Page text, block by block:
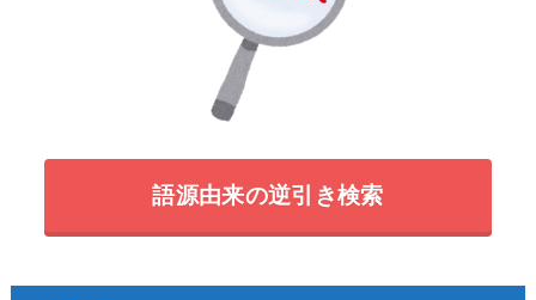
語源由来の逆引き検索